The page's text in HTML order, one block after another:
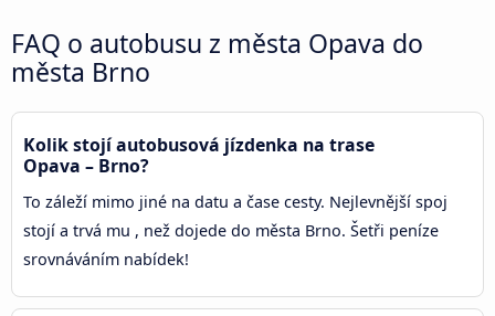
FAQ o autobusu z města Opava do
města Brno
Kolik stojí autobusová jízdenka na trase
Opava – Brno?
To záleží mimo jiné na datu a čase cesty. Nejlevnější spoj
stojí a trvá mu , než dojede do města Brno. Šetři peníze
srovnáváním nabídek!